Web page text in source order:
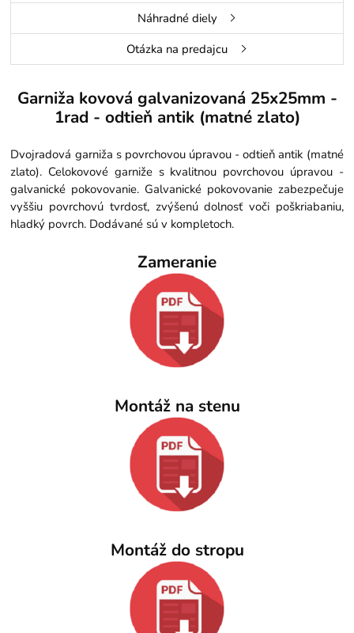
Náhradné diely
Otázka na predajcu
Garniža kovová galvanizovaná 25x25mm -
1rad - odtieň antik (matné zlato)
Dvojradová garniža s povrchovou úpravou - odtieň antik (matné
zlato). Celokovové garniže s kvalitnou povrchovou úpravou -
galvanické pokovovanie. Galvanické pokovovanie zabezpečuje
vyššiu povrchovú tvrdosť, zvýšenú dolnosť voči poškriabaniu,
hladký povrch. Dodávané sú v kompletoch.
Zameranie
Montáž na stenu
Montáž do stropu